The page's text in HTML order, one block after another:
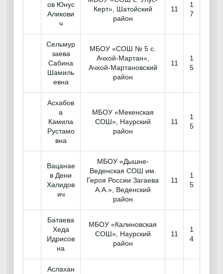
ов Юнус
Аликови
ч
Керт», Шатойский
район
11
1
7
Сельмур
заева
Сабина
Шамиль
евна
МБОУ «СОШ № 5 с.
Ачхой-Мартан»,
Ачхой-Мартановский
район
11
1
5
Асхабов
а
Камила
Рустамо
вна
МБОУ «Мекенская
СОШ», Наурский
район
11
1
5
Вацанае
в Дени
Халидов
ич
МБОУ «Дышне-
Веденская СОШ им.
Героя России Загаева
А.А.», Веденский
район
11
1
5
Батаева
Хеда
Идрисов
на
МБОУ «Калиновская
СОШ», Наурский
район
11
1
4
Аслахан